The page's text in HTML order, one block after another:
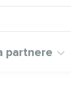
partnere